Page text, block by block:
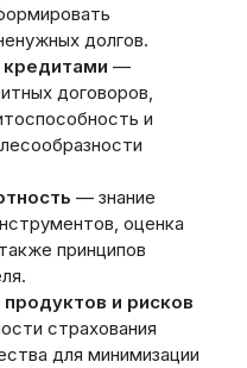
долгов.
кредитами —
договоров‚
и
— знание
оценка
принципов
и рисков
страхования
для минимизации